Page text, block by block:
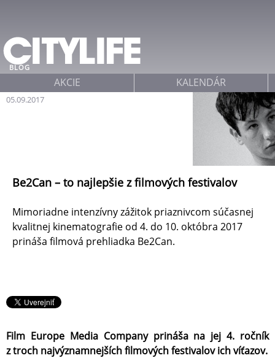
05.09.2017
BLOG
Be2Can – to najlepšie z filmových festivalov
Mimoriadne intenzívny zážitok priaznivcom súčasnej
kvalitnej kinematografie od 4. do 10. októbra 2017
prináša filmová prehliadka Be2Can.
Film Europe Media Company prináša na jej 4. ročník
z troch najvýznamnejších filmových festivalov ich víťazov.
AKCIE KALENDÁR